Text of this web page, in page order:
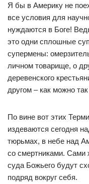
Я бы в Америку не
все условия для
нуждаются в Боге!
это одни сплошные
супермены:
личном товарище, о
деревенского
другом – как можно
По вине вот этих
издеваются сегодня
тюрьмах, в небе над
со смертниками. Сами
суда Божьего будут
подряд вокруг себя.